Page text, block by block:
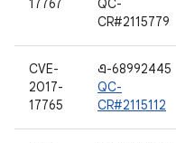
17767
QC-
CR#2115779
CVE-
2017-
17765
এ-68992445
QC-
CR#2115112